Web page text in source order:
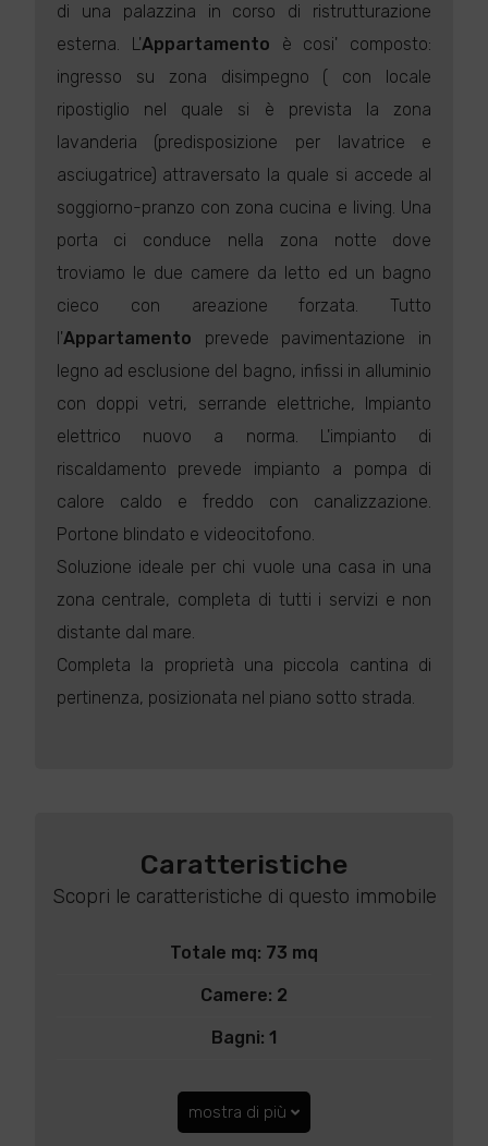
di una palazzina in corso di ristrutturazione
esterna. L'Appartamento è cosi' composto:
ingresso su zona disimpegno ( con locale
ripostiglio nel quale si è prevista la zona
lavanderia (predisposizione per lavatrice e
asciugatrice) attraversato la quale si accede al
soggiorno-pranzo con zona cucina e living. Una
porta ci conduce nella zona notte dove
troviamo le due camere da letto ed un bagno
cieco con areazione forzata. Tutto
l'Appartamento prevede pavimentazione in
legno ad esclusione del bagno, infissi in alluminio
con doppi vetri, serrande elettriche, Impianto
elettrico nuovo a norma. L'impianto di
riscaldamento prevede impianto a pompa di
calore caldo e freddo con canalizzazione.
Portone blindato e videocitofono.
Soluzione ideale per chi vuole una casa in una
zona centrale, completa di tutti i servizi e non
distante dal mare.
Completa la proprietà una piccola cantina di
pertinenza, posizionata nel piano sotto strada.
Caratteristiche
Scopri le caratteristiche di questo immobile
Totale mq: 73 mq
Camere: 2
Bagni: 1
mostra di più